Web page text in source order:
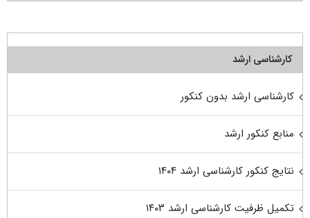
کارشناسی ارشد
کارشناسی ارشد بدون کنکور
منابع کنکور ارشد
نتایج کنکور کارشناسی ارشد ۱۴۰۴
تکمیل ظرفیت کارشناسی ارشد ۱۴۰۳